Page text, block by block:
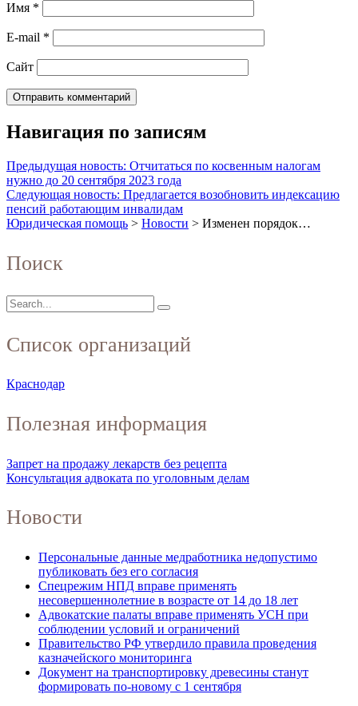
Имя *
E-mail *
Сайт
Навигация по записям
Предыдущая новость: Отчитаться по косвенным налогам
нужно до 20 сентября 2023 года
Следующая новость: Предлагается возобновить индексацию
пенсий работающим инвалидам
Юридическая помощь > Новости > Изменен порядок…
Поиск
Список организаций
Краснодар
Полезная информация
Запрет на продажу лекарств без рецепта
Консультация адвоката по уголовным делам
Новости
Персональные данные медработника недопустимо
публиковать без его согласия
Спецрежим НПД вправе применять
несовершеннолетние в возрасте от 14 до 18 лет
Адвокатские палаты вправе применять УСН при
соблюдении условий и ограничений
Правительство РФ утвердило правила проведения
казначейского мониторинга
Документ на транспортировку древесины станут
формировать по-новому с 1 сентября